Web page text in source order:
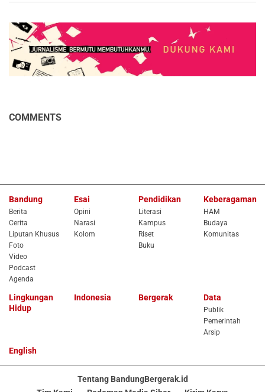
COMMENTS
Bandung
Berita
Cerita
Liputan Khusus
Foto
Video
Podcast
Agenda
Esai
Opini
Narasi
Kolom
Pendidikan
Literasi
Kampus
Riset
Buku
Keberagaman
HAM
Budaya
Komunitas
Lingkungan
Hidup
Indonesia Bergerak Data
Publik
Pemerintah
Arsip
English
Tentang BandungBergerak.id